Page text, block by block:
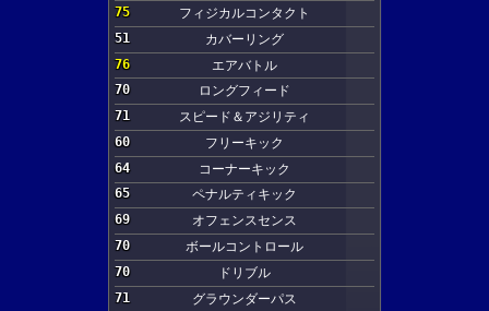
75
フィジカルコンタクト
51
カバーリング
76
エアバトル
70
ロングフィード
71
スピード＆アジリティ
60
フリーキック
64
コーナーキック
65
ペナルティキック
69
オフェンスセンス
70
ボールコントロール
70
ドリブル
71
グラウンダーパス